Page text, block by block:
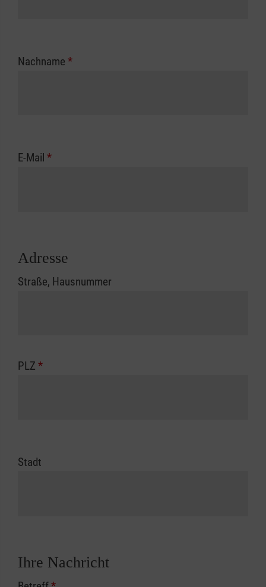
Nachname *
E-Mail *
Adresse
Straße, Hausnummer
PLZ *
Stadt
Ihre Nachricht